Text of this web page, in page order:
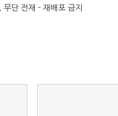
단 전재 - 재배포 금지